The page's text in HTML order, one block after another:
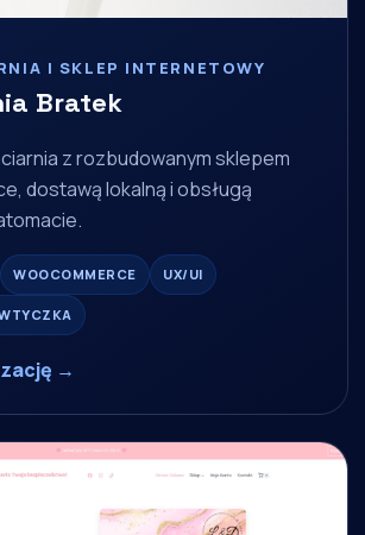
I SKLEP INTERNETOWY
Bratek
z rozbudowanym sklepem
dostawą lokalną i obsługą
WOOCOMMERCE UX/UI
→